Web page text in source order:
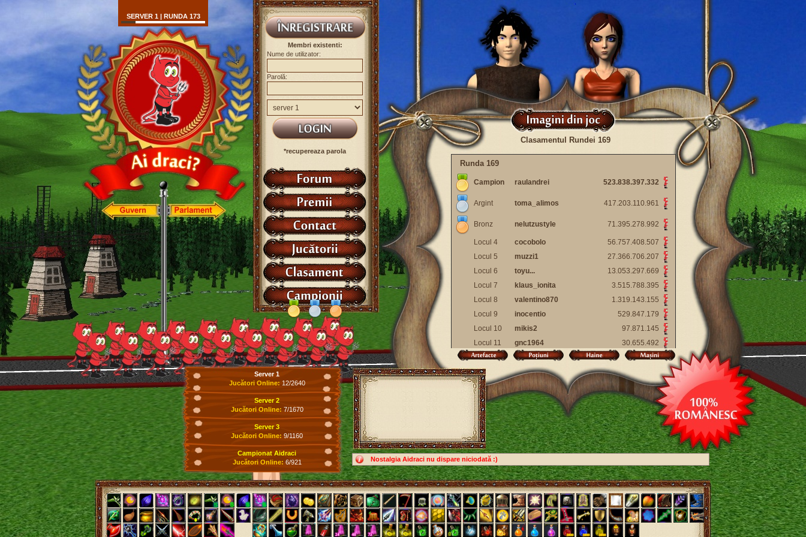
Nostalgia Aidraci nu dispare niciodată :)
SERVER 1 | RUNDA 173
Membri existenti:
Nume de utilizator:
Parolă:
*recupereaza parola
Clasamentul Rundei 169
Runda 169
Campion raulandrei 523.838.397.332
Argint toma_alimos 417.203.110.961
Bronz nelutzustyle 71.395.278.992
Locul 4 cocobolo
56.757.408.507
Locul 5
muzzi1
27.366.706.207
Locul 6
toyu...
13.053.297.669
Locul 7
klaus_ionita
3.515.788.395
Locul 8
valentino870
1.319.143.155
Locul 9
inocentio
529.847.179
Locul 10
mikis2
97.871.145
Locul 11
gnc1964
30.655.492
Locul 12
maryus73
11.175.109
Locul 13
hellboy
9.558.736
Locul 14
alinc
7.436.846
Locul 15
bekog1
7.370.788
Locul 16
sebucu
7.366.643
Locul 17
shummy231
7.362.724
Locul 18
eko-fresh
7.358.019
Locul 19
Locul 20
justbmw~
7.355.934
Locul 21
lugulugu
7.355.567
Locul 22
raulsorinvarga
7.354.617
Locul 23
florin1986
7.354.325
Locul 24
milady
7.353.660
Server 1
Jucători Online: 12/2640
Server 2
Jucători Online: 7/1670
Server 3
Jucători Online: 9/1160
Campionat Aidraci
Jucători Online: 6/921